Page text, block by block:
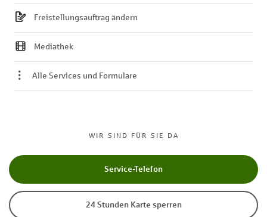
WIR SIND FÜR SIE DA
Service-Telefon
24 Stunden Karte sperren
Freistellungsauftrag ändern
Mediathek
Alle Services und Formulare